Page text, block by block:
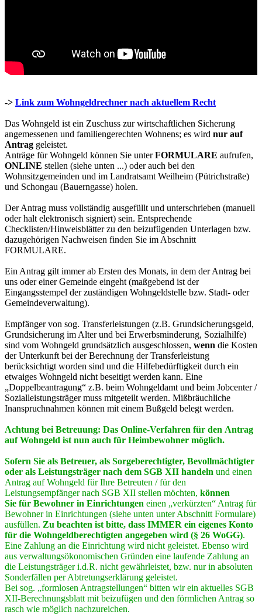
-> Link zum Wohngeldrechner nach aktuellem Recht
Das Wohngeld ist ein Zuschuss zur wirtschaftlichen Sicherung
angemessenen und familiengerechten Wohnens; es wird nur auf
Antrag geleistet.
Anträge für Wohngeld können Sie unterFORMULARE aufrufen,
ONLINE stellen (siehe unten ...) oder auch bei den
Wohnsitzgemeinden und im Landratsamt Weilheim (Pütrichstraße)
und Schongau (Bauerngasse) holen.
Der Antrag muss vollständig ausgefüllt und unterschrieben (manuell
oder halt elektronisch signiert) sein. Entsprechende
Checklisten/Hinweisblätter zu den beizufügenden Unterlagen bzw.
dazugehörigen Nachweisen finden Sie im Abschnitt
FORMULARE.
Ein Antrag gilt immer ab Ersten des Monats, in dem der Antrag bei
uns oder einer Gemeinde eingeht (maßgebend ist der
Eingangsstempel der zuständigen Wohngeldstelle bzw. Stadt- oder
Gemeindeverwaltung).
Empfänger von sog. Transferleistungen (z.B. Grundsicherungsgeld,
Grundsicherung im Alter und bei Erwerbsminderung, Sozialhilfe)
sind vom Wohngeld grundsätzlich ausgeschlossen, wenn die Kosten
der Unterkunft bei der Berechnung der Transferleistung
berücksichtigt worden sind und die Hilfebedürftigkeit durch ein
etwaiges Wohngeld nicht beseitigt werden kann. Eine
„Doppelbeantragung“ z.B. beim Wohngeldamt und beim Jobcenter /
Sozialleistungsträger muss mitgeteilt werden. Mißbräuchliche
Inanspruchnahmen können mit einem Bußgeld belegt werden.
Achtung bei Betreuung: Das Online-Verfahren für den Antrag
auf Wohngeld ist nun auch für Heimbewohner möglich.
Sofern Sie als Betreuer, als Sorgeberechtigter, Bevollmächtigter
oder als Leistungsträger nach dem SGB XII handeln und einen
Antrag auf Wohngeld für Ihre Betreuten / für den
Leistungsempfänger nach SGB XII stellen möchten, können
Sie für Bewohner in Einrichtungen einen „verkürzten“ Antrag für
Bewohner in Einrichtungen (siehe unten unter Abschnitt Formulare)
ausfüllen. Zu beachten ist bitte, dass IMMER ein eigenes Konto
für die Wohngeldberechtigten angegeben wird (§ 26 WoGG).
Eine Zahlung an die Einrichtung wird nicht geleistet. Ebenso wird
aus verwaltungsökonomischen Gründen eine laufende Zahlung an
die Leistungsträger i.d.R. nicht gewährleistet, bzw. nur in absoluten
Sonderfällen per Abtretungserklärung geleistet.
Bei sog. „formlosen Antragstellungen“ bitten wir ein aktuelles SGB
XII-Berechnungsblatt mit beizufügen und den förmlichen Antrag so
rasch wie möglich nachzureichen.